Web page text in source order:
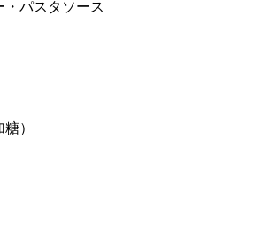
・パスタソース
）